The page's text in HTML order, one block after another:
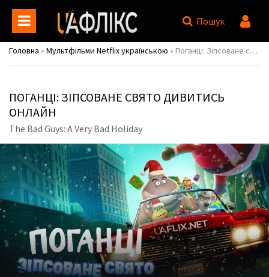
Пошук
Головна » Мультфільми Netflix українською » Поганці: Зіпсоване свято / The Bad Guys: A Very Bad Holiday
ПОГАНЦІ: ЗІПСОВАНЕ СВЯТО ДИВИТИСЬ
ОНЛАЙН
The Bad Guys: A Very Bad Holiday